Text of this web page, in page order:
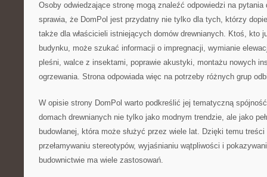
Osoby odwiedzające stronę mogą znaleźć odpowiedzi na
sprawia, że DomPol jest przydatny nie tylko dla tych, którzy
także dla właścicieli istniejących domów drewnianych. Ktoś, kto
budynku, może szukać informacji o impregnacji, wymianie
pleśni, walce z insektami, poprawie akustyki, montażu nowych
ogrzewania. Strona odpowiada więc na potrzeby różnych grup
W opisie strony DomPol warto podkreślić jej tematyczną
domach drewnianych nie tylko jako modnym trendzie, ale jako
budowlanej, która może służyć przez wiele lat. Dzięki temu
przełamywaniu stereotypów, wyjaśnianiu wątpliwości i
budownictwie ma wiele zastosowań.